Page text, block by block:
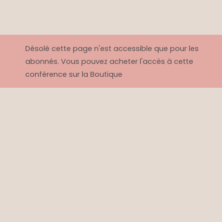
Désolé cette page n'est accessible que pour les
abonnés. Vous pouvez acheter l'accès à cette
conférence sur la Boutique